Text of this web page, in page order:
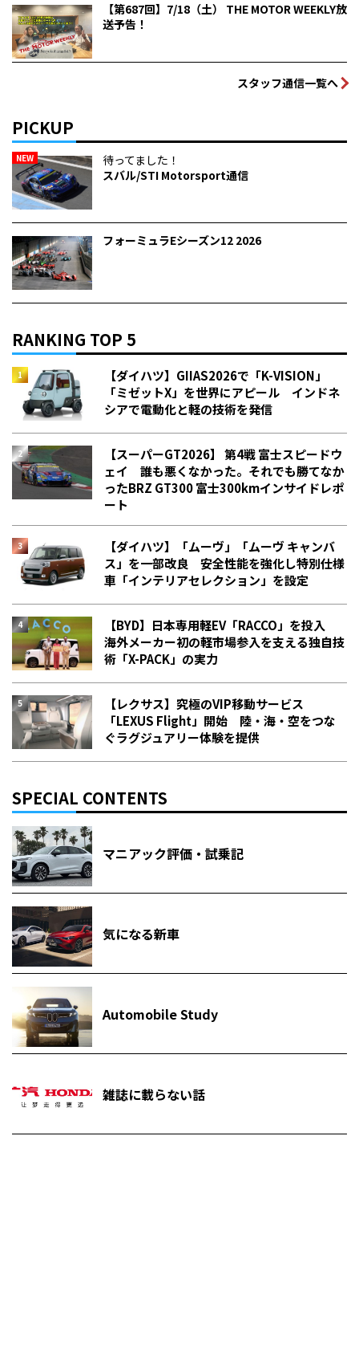
【第687回】7/18（土） THE MOTOR WEEKLY放
送予告！
スタッフ通信一覧へ
PICKUP
NEW
待ってました！
スバル/STI Motorsport通信
フォーミュラEシーズン12 2026
RANKING TOP 5
【ダイハツ】GIIAS2026で「K-VISION」
「ミゼットX」を世界にアピール インドネ
シアで電動化と軽の技術を発信
【スーパーGT2026】 第4戦 富士スピードウ
ェイ 誰も悪くなかった。それでも勝てなか
った――BRZ GT300 富士300kmインサイドレポ
ート
【ダイハツ】「ムーヴ」「ムーヴ キャンバ
ス」を一部改良 安全性能を強化し特別仕様
車「インテリアセレクション」を設定
【BYD】日本専用軽EV「RACCO」を投入
海外メーカー初の軽市場参入を支える独自技
術「X-PACK」の実力
【レクサス】究極のVIP移動サービス
「LEXUS Flight」開始 陸・海・空をつな
ぐラグジュアリー体験を提供
SPECIAL CONTENTS
マニアック評価・試乗記
気になる新車
Automobile Study
雑誌に載らない話